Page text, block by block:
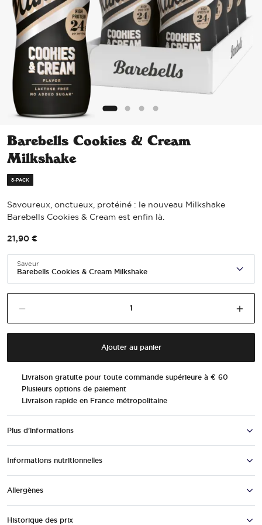
Barebells Cookies & Cream
Milkshake
8-PACK
Savoureux, onctueux, protéiné : le nouveau Milkshake
Barebells Cookies & Cream est enfin là.
21,90 €
Saveur
Barebells Cookies & Cream Milkshake
Diminuer la quantité dans le panier
Cookies
&
Cream
quantité
Ajouter au panier
Livraison gratuite pour toute commande supérieure à € 60
Plusieurs options de paiement
Livraison rapide en France métropolitaine
Plus d'informations
Informations nutritionnelles
Allergènes
Historique des prix